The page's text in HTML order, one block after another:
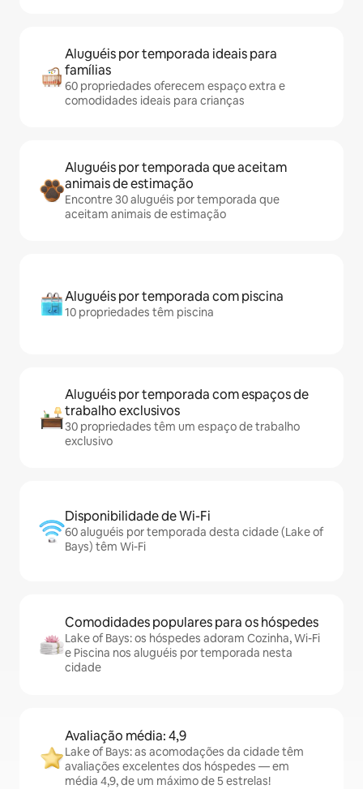
Aluguéis por temporada ideais para
famílias
60 propriedades oferecem espaço extra e
comodidades ideais para crianças
Aluguéis por temporada que aceitam
animais de estimação
Encontre 30 aluguéis por temporada que
aceitam animais de estimação
Aluguéis por temporada com piscina
10 propriedades têm piscina
Aluguéis por temporada com espaços de
trabalho exclusivos
30 propriedades têm um espaço de trabalho
exclusivo
Disponibilidade de Wi-Fi
60 aluguéis por temporada desta cidade (Lake of
Bays) têm Wi-Fi
Comodidades populares para os hóspedes
Lake of Bays: os hóspedes adoram Cozinha, Wi-Fi
e Piscina nos aluguéis por temporada nesta
cidade
Avaliação média: 4,9
Lake of Bays: as acomodações da cidade têm
avaliações excelentes dos hóspedes — em
média 4,9, de um máximo de 5 estrelas!